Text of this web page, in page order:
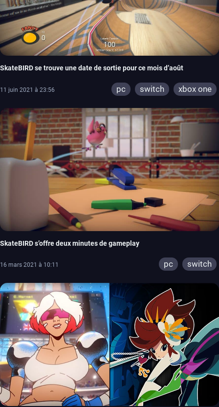
SkateBIRD se trouve une date de sortie pour ce mois d’août
11 juin 2021 à 23:56 pc switch xbox one
SkateBIRD s’offre deux minutes de gameplay
16 mars 2021 à 10:11 pc switch